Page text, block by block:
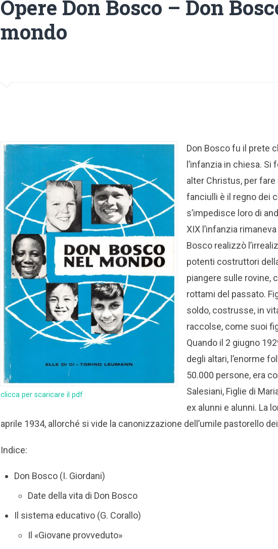
Opere Don Bosco – Don
mondo
clicca per scaricare il pdf
Don Bosco fu il prete
l’infanzia in chiesa.
alter Christus, per fare
fanciulli è il regno dei
s’impedisce loro di
XIX l’infanzia
Bosco realizzò
potenti costruttori
piangere sulle rovine,
rottami del passato.
soldo, costrusse, in
raccolse, come suoi
Quando il 2 giugno
degli altari, l’enorme
50.000 persone, era
Salesiani, Figlie di
ex alunni e alunni. La
aprile 1934, allorché si vide la canonizzazione dell’umile pastorello
Indice:
Don Bosco (I. Giordani)
Date della vita di Don Bosco
Il sistema educativo (G. Corallo)
Il «Giovane provveduto»